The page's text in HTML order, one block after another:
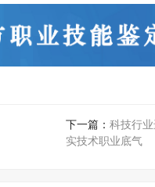
下一篇： 科技行
实技术职业底气